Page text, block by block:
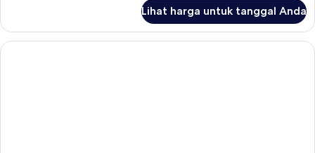
Kamar
Lihat harga untuk tanggal Anda